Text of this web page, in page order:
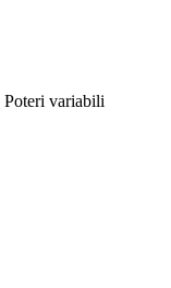
Poteri variabili